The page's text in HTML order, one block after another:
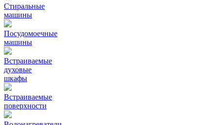
Стиральные
машины
Посудомоечные
машины
Встраиваемые
духовые
шкафы
Встраиваемые
поверхности